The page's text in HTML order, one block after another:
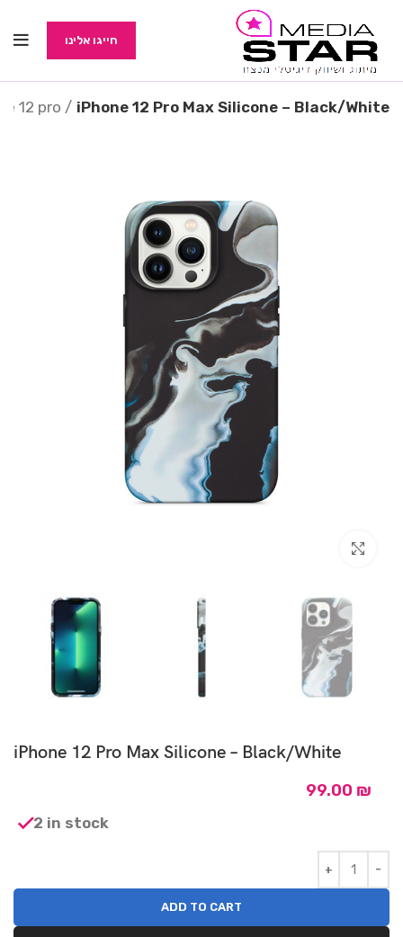
חייגו אלינו
12 pro iPhone 12 Pro Max Silicone – Black/White
iPhone 12 Pro Max Silicone – Black/White
99.00 ₪
2 in stock
ADD TO CART